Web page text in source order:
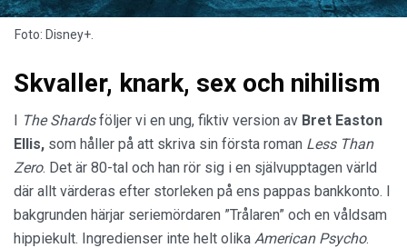
Foto: Disney+.
Skvaller, knark, sex och nihilism
I The Shardsföljer vi en ung, fiktiv version av Bret Easton
Ellis, som håller på att skriva sin första roman Less Than
Zero. Det är 80-tal och han rör sig i en självupptagen värld
där allt värderas efter storleken på ens pappas bankkonto. I
bakgrunden härjar seriemördaren ”Trålaren” och en våldsam
hippiekult. Ingredienser inte helt olika American Psycho.